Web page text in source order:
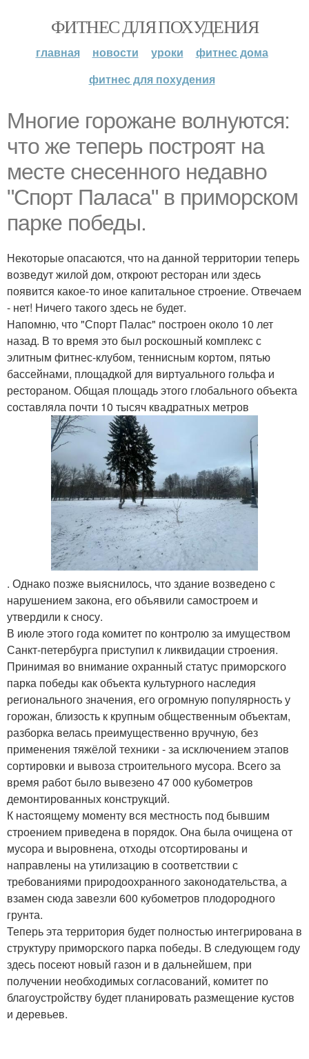
ФИТНЕС ДЛЯ ПОХУДЕНИЯ
главная новости уроки
фитнес дома
фитнес для похудения
Многие горожане волнуются:
что же теперь построят на
месте снесенного недавно
"Спорт Паласа" в приморском
парке победы.
Некоторые опасаются, что на данной территории теперь
возведут жилой дом, откроют ресторан или здесь
появится какое-то иное капитальное строение. Отвечаем
- нет! Ничего такого здесь не будет.
Напомню, что "Спорт Палас" построен около 10 лет
назад. В то время это был роскошный комплекс с
элитным фитнес-клубом, теннисным кортом, пятью
бассейнами, площадкой для виртуального гольфа и
рестораном. Общая площадь этого глобального объекта
составляла почти 10 тысяч квадратных метров
. Однако позже выяснилось, что здание возведено с
нарушением закона, его объявили самостроем и
утвердили к сносу.
В июле этого года комитет по контролю за имуществом
Санкт-петербурга приступил к ликвидации строения.
Принимая во внимание охранный статус приморского
парка победы как объекта культурного наследия
регионального значения, его огромную популярность у
горожан, близость к крупным общественным объектам,
разборка велась преимущественно вручную, без
применения тяжёлой техники - за исключением этапов
сортировки и вывоза строительного мусора. Всего за
время работ было вывезено 47 000 кубометров
демонтированных конструкций.
К настоящему моменту вся местность под бывшим
строением приведена в порядок. Она была очищена от
мусора и выровнена, отходы отсортированы и
направлены на утилизацию в соответствии с
требованиями природоохранного законодательства, а
взамен сюда завезли 600 кубометров плодородного
грунта.
Теперь эта территория будет полностью интегрирована в
структуру приморского парка победы. В следующем году
здесь посеют новый газон и в дальнейшем, при
получении необходимых согласований, комитет по
благоустройству будет планировать размещение кустов
и деревьев.